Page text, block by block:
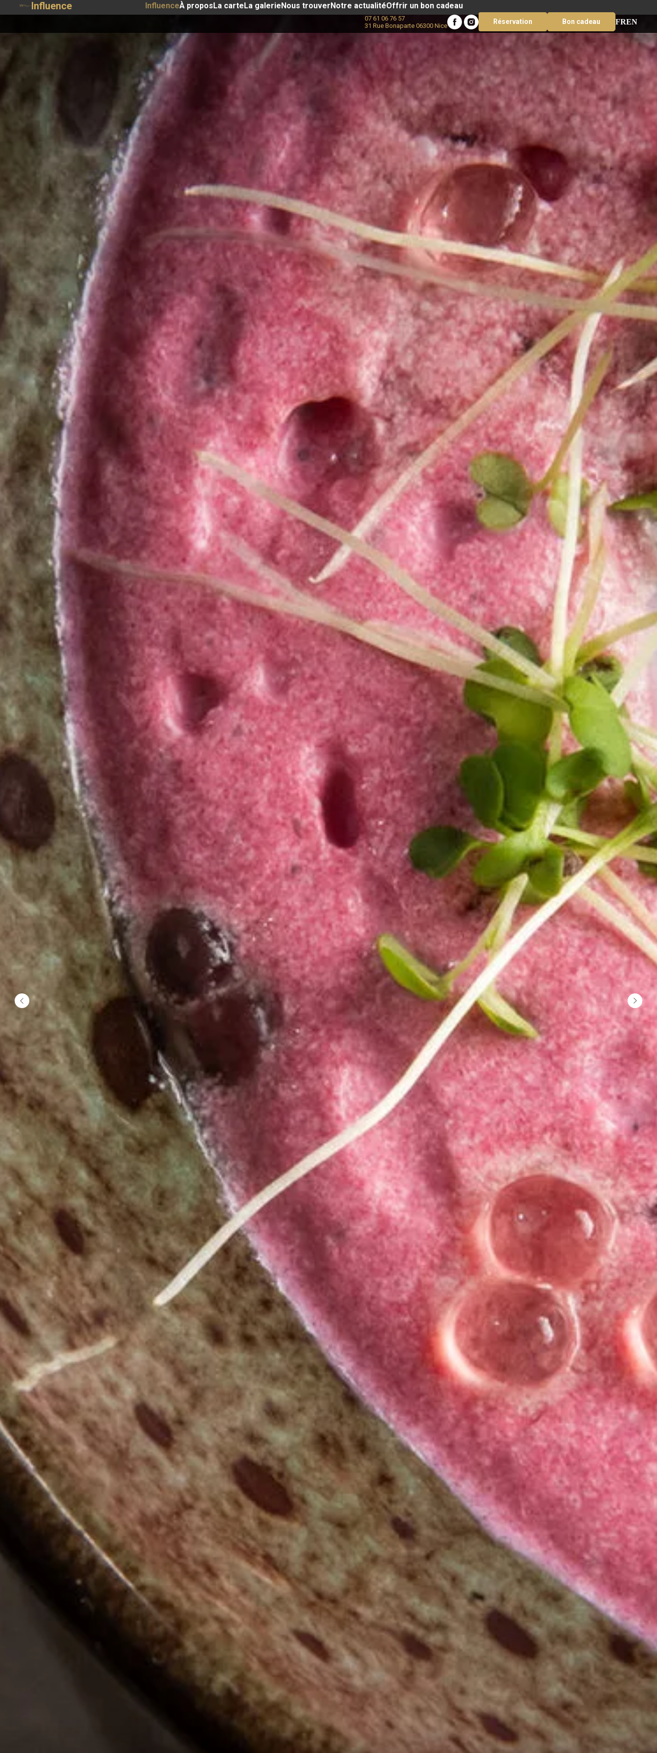
Influence InfluenceÀ propos La carte La galerie Nous trouver Notre actualité​Offrir un bon cadeau
07 61 06 76 57
31 Rue Bonaparte 06300 Nice
Réservation Bon cadeau FREN